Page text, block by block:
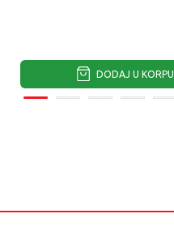
DODAJ U KORPU